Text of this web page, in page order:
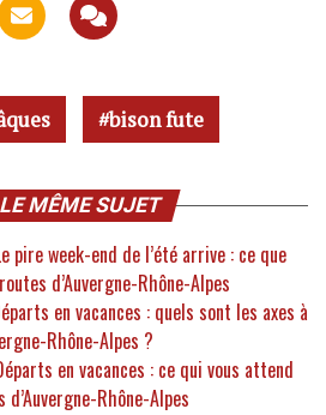
bison fute
MÊME SUJET
pire week-end de l’été arrive : ce que
d’Auvergne-Rhône-Alpes
en vacances : quels sont les axes à
Rhône-Alpes ?
en vacances : ce qui vous attend
Rhône-Alpes